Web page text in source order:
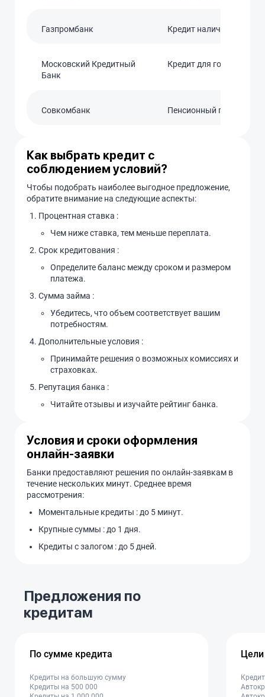
Газпромбанк Кредит наличными
Московский Кредитный
Банк
Кредит для госслужащих
Совкомбанк Пенсионный плюс
Как выбрать кредит с
соблюдением условий?
Чтобы подобрать наиболее выгодное предложение,
обратите внимание на следующие аспекты:
Процентная ставка :
Чем ниже ставка, тем меньше переплата.
Срок кредитования :
Определите баланс между сроком и размером
платежа.
Сумма займа :
Убедитесь, что объем соответствует вашим
потребностям.
Дополнительные условия :
Принимайте решения о возможных комиссиях и
страховках.
Репутация банка :
Читайте отзывы и изучайте рейтинг банка.
Условия и сроки оформления
онлайн-заявки
Банки предоставляют решения по онлайн-заявкам в
течение нескольких минут. Среднее время
рассмотрения:
Моментальные кредиты : до 5 минут.
Крупные суммы : до 1 дня.
Кредиты с залогом : до 5 дней.
Предложения по
кредитам
По сумме кредита
Кредиты на большую сумму
Кредиты на 500 000